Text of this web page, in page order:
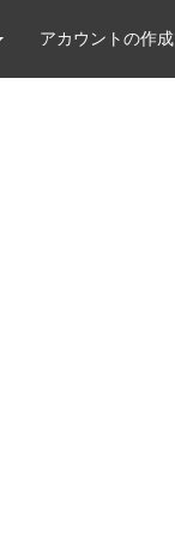
アカウントの作成